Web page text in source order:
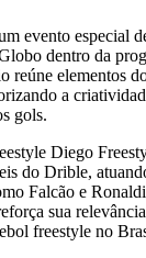
evento especial
dentro da
reúne elementos
a
gols.
Diego
do Drible,
Falcão e
sua
freestyle no